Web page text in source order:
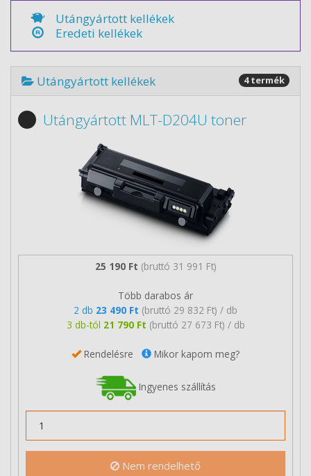
Utángyártott kellékek
Eredeti kellékek
Utángyártott kellékek 4 termék
Utángyártott MLT-D204U toner
25 190 Ft (bruttó 31 991 Ft)
Több darabos ár
2 db 23 490 Ft (bruttó 29 832 Ft) / db
3 db-tól 21 790 Ft (bruttó 27 673 Ft) / db
Rendelésre Mikor kapom meg?
Ingyenes szállítás
Nem rendelhető